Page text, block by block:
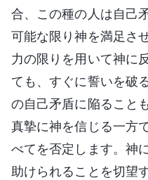
合、この種の人は自己
可能な限り神を満足さ
力の限りを用いて神に
ても、すぐに誓いを破
の自己矛盾に陥ること
真摯に神を信じる一方
べてを否定します。神
助けられることを切望